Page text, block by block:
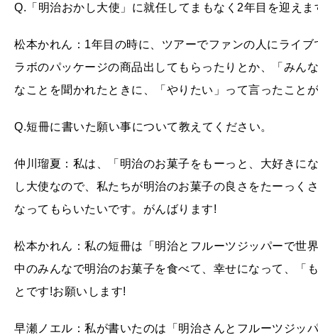
Q.「明治おかし大使」に就任してまもなく2年目を迎え
松本かれん：1年目の時に、ツアーでファンの人にライ
ラボのパッケージの商品出してもらったりとか、「みん
なことを聞かれたときに、「やりたい」って言ったこと
Q.短冊に書いた願い事について教えてください。
仲川瑠夏：私は、「明治のお菓子をもーっと、大好きに
し大使なので、私たちが明治のお菓子の良さをたーっく
なってもらいたいです。がんばります!
松本かれん：私の短冊は「明治とフルーツジッパーで世
中のみんなで明治のお菓子を食べて、幸せになって、「
とです!お願いします!
早瀬ノエル：私が書いたのは「明治さんとフルーツジッ